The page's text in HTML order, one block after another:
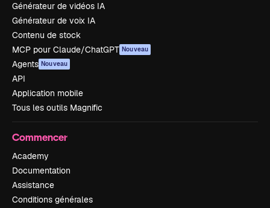
Générateur de vidéos IA
Générateur de voix IA
Contenu de stock
MCP pour Claude/ChatGPT Nouveau
Agents Nouveau
API
Application mobile
Tous les outils Magnific
Commencer
Academy
Documentation
Assistance
Conditions générales